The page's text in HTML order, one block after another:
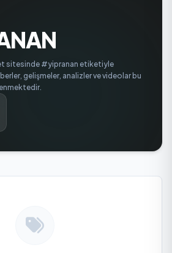
sitesinde #yipranan etiketiyle
gelişmeler, analizler ve videolar bu